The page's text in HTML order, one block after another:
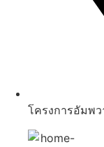
โครงการอัมพ